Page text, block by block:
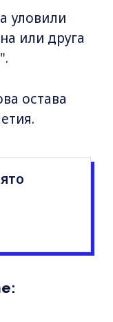
уловили
или друга
остава